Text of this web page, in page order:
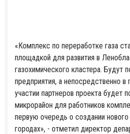
«Комплекс по переработке газа
площадкой для развития в
газохимического кластера. Будут
предприятия, а непосредственно в
участии партнеров проекта будет
микрорайон для работников
первую очередь о создании нового
городах», - отметил директор